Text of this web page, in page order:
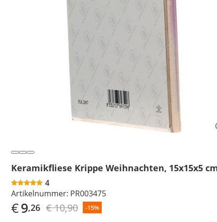
Keramikfliese Krippe Weihnachten, 15x15x5
4
Artikelnummer: PR003475
€9,26 € 10,90 -15%